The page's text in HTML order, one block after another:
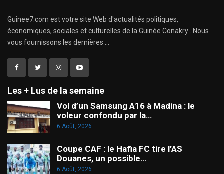
Guinee7.com est votre site Web d'actualités politiques,
économiques, sociales et culturelles de la Guinée Conakry . Nous
vous fournissons les dernières ...
Les + Lus de la semaine
Vol d’un Samsung A16 à Madina : le
voleur confondu par la…
6 Août, 2026
Coupe CAF : le Hafia FC tire l’AS
Douanes, un possible…
6 Août, 2026